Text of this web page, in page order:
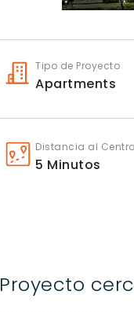
Tipo de Proyecto
Apartments
Distancia al
5 Minutos
Proyecto